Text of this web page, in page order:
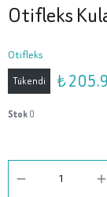
Otifleks
Otifleks
Tükendi ₺
Stok0